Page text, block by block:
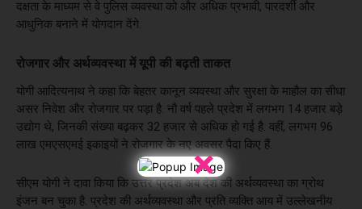
×
दक्षता के माध्यम से वे पुलिस व्यवस्था को और अधिक प्रभावी, पारदर्शी और
आधुनिक बनाने में योगदान देंगे.
रोजगार और अर्थव्यवस्था में यूपी की बढ़ती ताकत
योगी आदित्यनाथ ने कहा कि बेहतर कानून व्यवस्था और सुरक्षा के माहौल का सीधा
असर निवेश और रोजगार पर पड़ा है. नौ वर्ष पहले प्रदेश में लगभग 14 हजार बड़े
उद्योग थे, जिनकी संख्या बढ़कर 32 हजार से अधिक हो गई है. वहीं, लगभग 96
लाख एमएसएमई इकाइयों ने रोजगार के नए अवसर पैदा किए हैं.
सीएम योगी ने दावा किया कि उत्तर प्रदेश अब देश की अर्थव्यवस्था का ग्रोथ
इंजन बन चुका है. प्रदेश की अर्थव्यवस्था और प्रति व्यक्ति आय में उल्लेखनीय